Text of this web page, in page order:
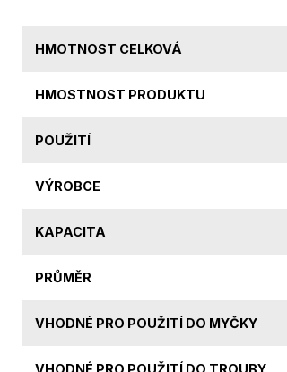
HMOTNOST CELKOVÁ
HMOSTNOST PRODUKTU
POUŽITÍ
VÝROBCE
KAPACITA
PRŮMĚR
VHODNÉ PRO POUŽITÍ DO MYČKY